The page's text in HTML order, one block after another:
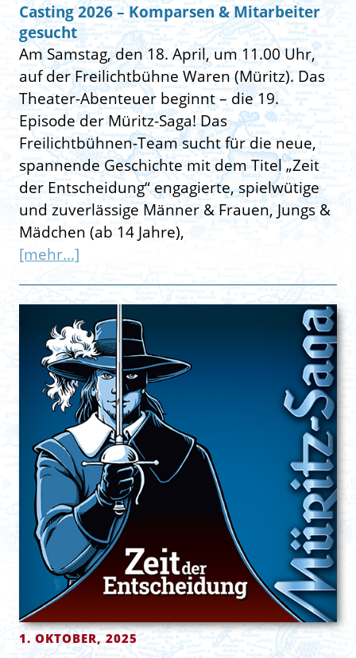
Casting 2026 – Komparsen & Mitarbeiter
gesucht
Am Samstag, den 18. April, um 11.00 Uhr,
auf der Freilichtbühne Waren (Müritz). Das
Theater-Abenteuer beginnt – die 19.
Episode der Müritz-Saga! Das
Freilichtbühnen-Team sucht für die neue,
spannende Geschichte mit dem Titel „Zeit
der Entscheidung“ engagierte, spielwütige
und zuverlässige Männer & Frauen, Jungs &
Mädchen (ab 14 Jahre),
[mehr...]
1. OKTOBER, 2025